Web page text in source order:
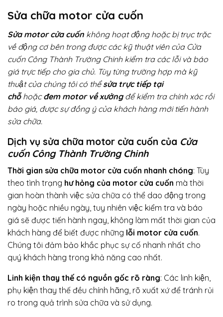
Sửa chữa motor cửa cuốn
Sửa motor cửa cuốn không hoạt động hoặc bị trục trặc
về động cơ bên trong được các kỹ thuật viên của Cửa
cuốn Công Thành Trường Chinh kiểm tra các lỗi và báo
giá trực tiếp cho gia chủ. Tùy từng trường hợp mà kỹ
thuật của chúng tôi có thểsửa trực tiếp tại
chỗhoặcđem motor về xưởngđể kiểm tra chính xác rồi
báo giá, được sự đồng ý của khách hàng mới tiến hành
sửa chữa.
Dịch vụ sửa chữa motor cửa cuốn của Cửa
cuốn Công Thành Trường Chinh
Thời gian sửa chữa motor cửa cuốn nhanh chóng: Tùy
theo tình trạng hư hỏng của motor cửa cuốn mà thời
gian hoàn thành việc sửa chữa có thể dao động trong
ngày hoặc nhiều ngày, tuy nhiên việc kiểm tra và báo
giá sẽ được tiến hành ngay, không làm mất thời gian của
khách hàng để biết được những lỗi motor cửa cuốn.
Chúng tôi đảm bảo khắc phục sự cố nhanh nhất cho
quý khách hàng trong khả năng cao nhất.
Linh kiện thay thế có nguồn gốc rõ ràng: Các linh kiện,
phụ kiện thay thế đều chính hãng, rõ xuất xứ để tránh rủi
ro trong quả trình sửa chữa và sử dụng.